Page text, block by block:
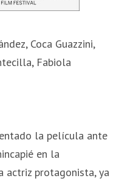
Coca Guazzini,
Fabiola
la película ante
en la
actriz protagonista, ya